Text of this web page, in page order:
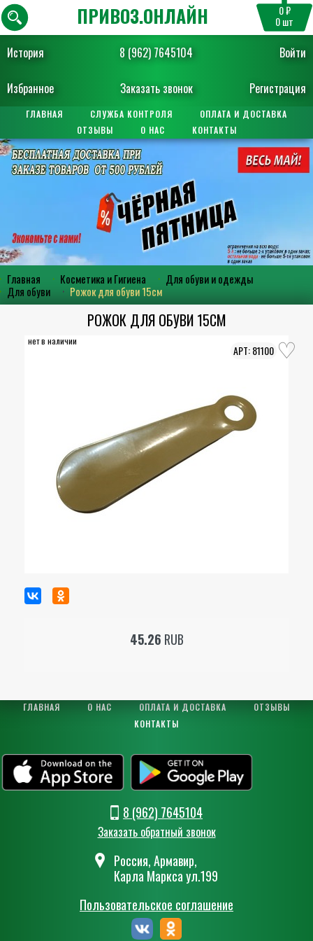
История 8 (962) 7645104 Войти
Избранное Заказать звонок Регистрация
ПРИВОЗ.ОНЛАЙН 0 ₽
0шт
ГЛАВНАЯ СЛУЖБА КОНТРОЛЯ
ОПЛАТА И ДОСТАВКА
ОТЗЫВЫ
О НАС КОНТАКТЫ
Главная Косметика и Гигиена
Для обуви и одежды
Для обуви
Рожок для обуви 15см
РОЖОК ДЛЯ ОБУВИ 15СМ
нет в наличии
81100
45.26 RUB
ГЛАВНАЯ О НАС ОПЛАТА И ДОСТАВКА
ОТЗЫВЫ
КОНТАКТЫ
8 (962) 7645104
Заказать обратный звонок
Россия, Армавир,
Карла Маркса ул.199
Пользовательское соглашение